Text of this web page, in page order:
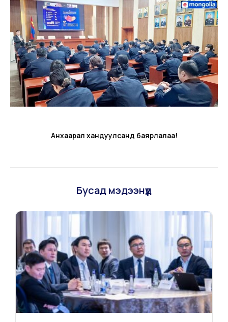
Анхаарал хандуулсанд баярлалаа!
Бусад мэдээнүүд